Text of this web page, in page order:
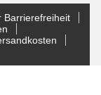
Barrierefreiheit